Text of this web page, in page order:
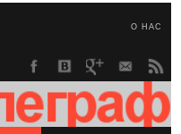
О НАС